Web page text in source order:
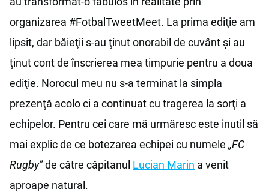
organizarea #FotbalTweetMeet. La prima ediţie am
lipsit, dar băieţii s-au ţinut onorabil de cuvânt şi au
ţinut cont de înscrierea mea timpurie pentru a doua
ediţie. Norocul meu nu s-a terminat la simpla
prezenţă acolo ci a continuat cu tragerea la sorţi a
echipelor. Pentru cei care mă urmăresc este inutil să
mai explic de ce botezarea echipei cu numele „FC
Rugby”de către căpitanul Lucian Marin a venit
aproape natural.